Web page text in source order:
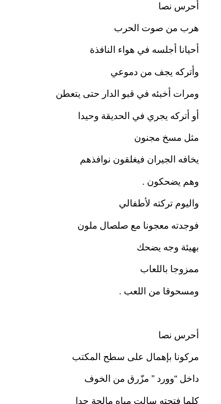
أحرس نصا
هرب من صوت الحرب
أحيانا أجلسه في هواء النافذة
وأتركه يجف من دموعي
ومرات أخبئه في قبو الدار حتى يتعطن
أو أتركه يجري في الحديقة وحيدا
مثل مسخ مجنون
يخافه الجيران فيغلقون نوافذهم
وهم يضحكون .
واليوم تركته لأطفالي
فوجدته معجونا مع صلصال ملون
بهيئة وجه يضحك
ممزوجا باللعاب
ومسحوقا من اللعب .
أحرس نصا
مركونا بإهمال على سطح المكتب
داخل “وورد ” مزّرق من الخوف
كلما فتحته سالت مياه مالحة جدا